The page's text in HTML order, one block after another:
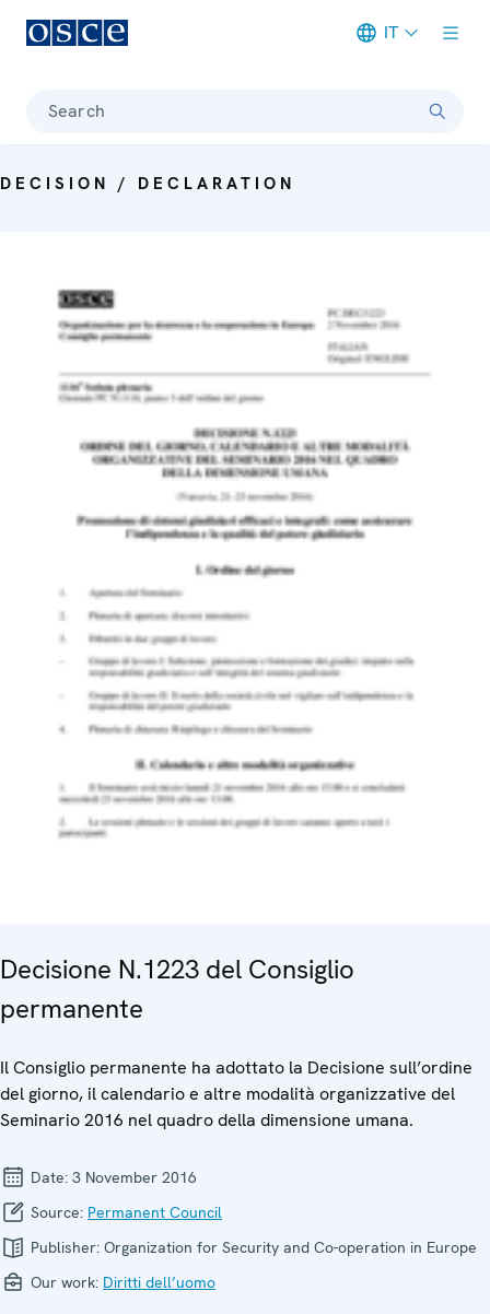
IT
Search
DECISION / DECLARATION
Decisione N.1223 del Consiglio
permanente
Il Consiglio permanente ha adottato la Decisione sull’ordine
del giorno, il calendario e altre modalità organizzative del
Seminario 2016 nel quadro della dimensione umana.
Date: 3 November 2016
Source: Permanent Council
Publisher: Organization for Security and Co-operation in Europe
Our work: Diritti dell’uomo